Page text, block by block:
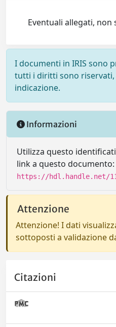
Eventuali allegati, non
I documenti in IRIS sono
tutti i diritti sono riservati,
indicazione.
Informazioni
Utilizza questo
link a questo documento:
https://hdl.handle.net/
Attenzione
Attenzione! I dati
sottoposti a validazione
Citazioni